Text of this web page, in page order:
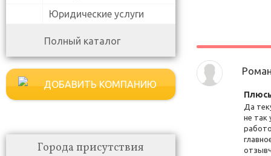
Юридические услуги
Полный каталог
ДОБАВИТЬ КОМПАНИЮ
Города присутствия
Да
не так